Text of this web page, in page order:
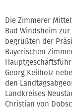
Die Zimmerer
Bad Windsheim
begrüßten der
Bayerischen
Georg Keilholz
den
Landkreises
Christian von